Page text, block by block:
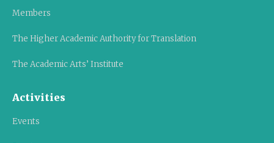
Members
The Higher Academic Authority for Translation
The Academic Arts’ Institute
Activities
Events